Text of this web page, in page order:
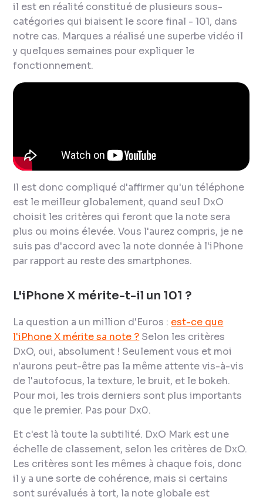
il est en réalité constitué de plusieurs sous-
catégories qui biaisent le score final - 101, dans
notre cas. Marques a réalisé une superbe vidéo il
y quelques semaines pour expliquer le
fonctionnement.
Il est donc compliqué d'affirmer qu'un téléphone
est le meilleur globalement, quand seul DxO
choisit les critères qui feront que la note sera
plus ou moins élevée. Vous l'aurez compris, je ne
suis pas d'accord avec la note donnée à l'iPhone
par rapport au reste des smartphones.
L'iPhone X mérite-t-il un 101 ?
La question a un million d'Euros : est-ce que
l'iPhone X mérite sa note ? Selon les critères
DxO, oui, absolument ! Seulement vous et moi
n'aurons peut-être pas la même attente vis-à-vis
de l'autofocus, la texture, le bruit, et le bokeh.
Pour moi, les trois derniers sont plus importants
que le premier. Pas pour Dx0.
Et c'est là toute la subtilité. DxO Mark est une
échelle de classement, selon les critères de DxO.
Les critères sont les mêmes à chaque fois, donc
il y a une sorte de cohérence, mais si certains
sont surévalués à tort, la note globale est